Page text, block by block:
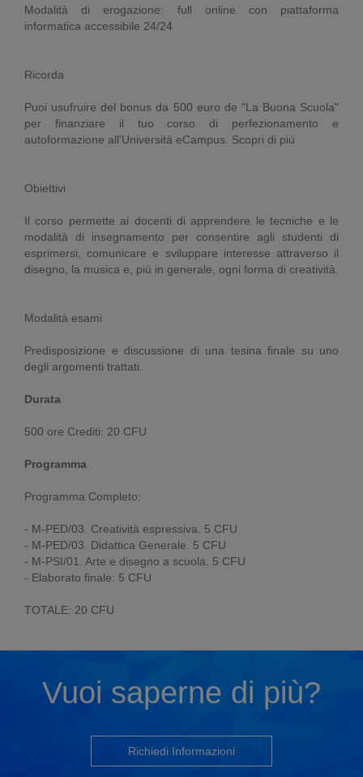
Modalità di erogazione: full online con piattaforma
informatica accessibile 24/24
Ricorda
Puoi usufruire del bonus da 500 euro de "La Buona Scuola"
per finanziare il tuo corso di perfezionamento e
autoformazione all'Università eCampus. Scopri di più
Obiettivi
Il corso permette ai docenti di apprendere le tecniche e le
modalità di insegnamento per consentire agli studenti di
esprimersi, comunicare e sviluppare interesse attraverso il
disegno, la musica e, più in generale, ogni forma di creatività.
Modalità esami
Predisposizione e discussione di una tesina finale su uno
degli argomenti trattati.
Durata
500 ore Crediti: 20 CFU
Programma
Programma Completo:
- M-PED/03. Creatività espressiva. 5 CFU
- M-PED/03. Didattica Generale. 5 CFU
- M-PSI/01. Arte e disegno a scuola. 5 CFU
- Elaborato finale: 5 CFU
TOTALE: 20 CFU
Vuoi saperne di più?
Richiedi Informazioni